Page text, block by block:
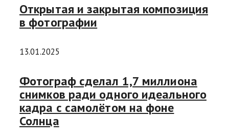
Открытая и закрытая композиция
в фотографии
13.01.2025
Фотограф сделал 1,7 миллиона
снимков ради одного идеального
кадра с самолётом на фоне
Солнца